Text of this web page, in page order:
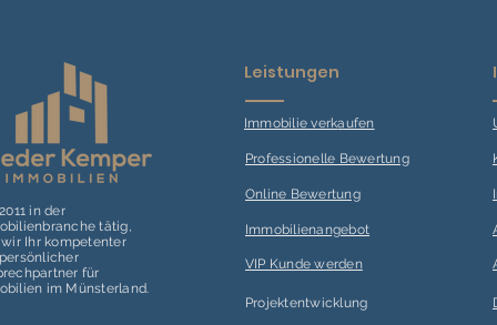
in der
tätig,
Ihr kompetenter
für
im Münsterland.
Leistungen
Immobilie verkaufen
Professionelle Bewertung
Online Bewertung
Immobilienangebot
VIP Kunde werden
Projektentwicklung